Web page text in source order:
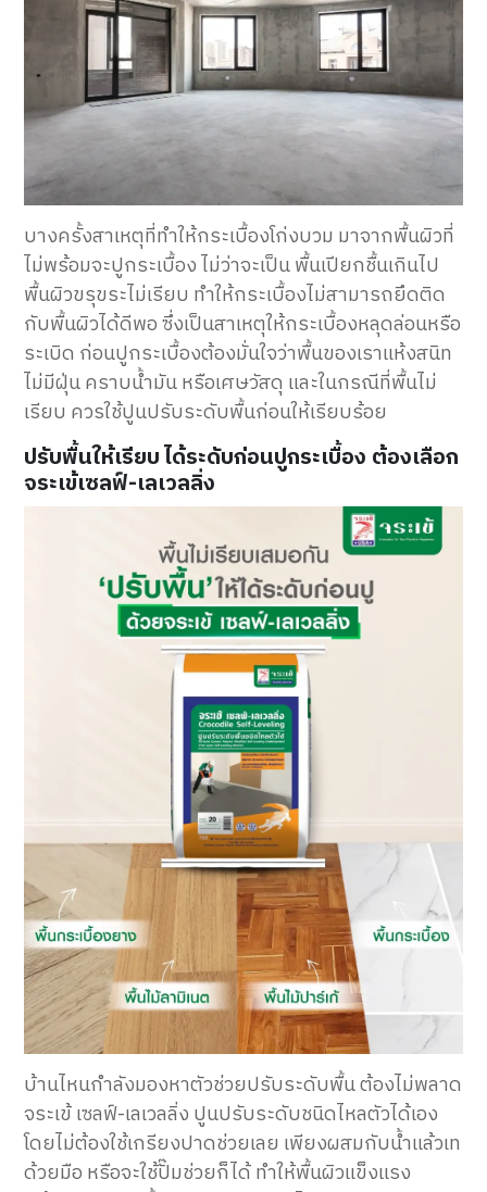
บางครั้งสาเหตุที่ทำให้กระเบื้องโก่งบวม มาจากพื้นผิวที่
ไม่พร้อมจะปูกระเบื้อง ไม่ว่าจะเป็น พื้นเปียกชื้นเกินไป
พื้นผิวขรุขระไม่เรียบ ทำให้กระเบื้องไม่สามารถยึดติด
กับพื้นผิวได้ดีพอ ซึ่งเป็นสาเหตุให้กระเบื้องหลุดล่อนหรือ
ระเบิด ก่อนปูกระเบื้องต้องมั่นใจว่าพื้นของเราแห้งสนิท
ไม่มีฝุ่น คราบน้ำมัน หรือเศษวัสดุ และในกรณีที่พื้นไม่
เรียบ ควรใช้ปูนปรับระดับพื้นก่อนให้เรียบร้อย
ปรับพื้นให้เรียบ ได้ระดับก่อนปูกระเบื้อง ต้องเลือก
จระเข้เซลฟ์-เลเวลลิ่ง
บ้านไหนกำลังมองหาตัวช่วยปรับระดับพื้น ต้องไม่พลาด
จระเข้ เซลฟ์-เลเวลลิ่ง ปูนปรับระดับชนิดไหลตัวได้เอง
โดยไม่ต้องใช้เกรียงปาดช่วยเลย เพียงผสมกับน้ำแล้วเท
ด้วยมือ หรือจะใช้ปั๊มช่วยก็ได้ ทำให้พื้นผิวแข็งแรง